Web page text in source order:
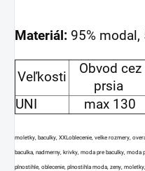
Materiál: 95% modal,
Veľkosti
Obvod cez
prsia
UNI
max 130
moletky, baculky, XXLoblecenie, velke rozmery,
baculka, nadmerny, krivky, moda pre baculky, moda
plnostihle, oblecenie, plnostihla moda, zeny,